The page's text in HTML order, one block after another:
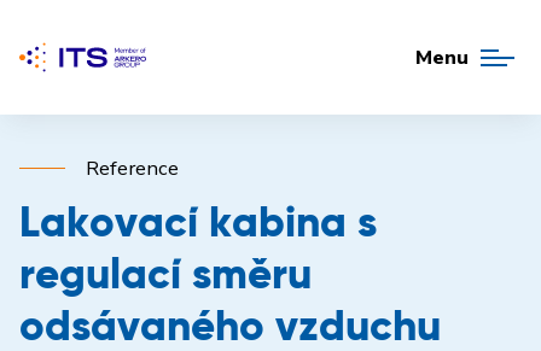
Menu
Reference
Lakovací kabina s
regulací směru
odsávaného vzduchu